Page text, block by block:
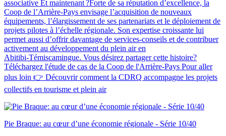
associative Et maintenant ?Forte de sa réputation d’excellence, la
Coop de l’Arrière-Pays envisage l’acquisition de nouveaux
équipements, l’élargissement de ses partenariats et le déploiement de
projets pilotes à l’échelle régionale. Son expertise croissante lui
permet aussi d’offrir davantage de services‑conseils et de contribuer
activement au développement du plein air en
Abitibi‑Témiscamingue. Vous désirez partager cette histoire?
Téléchargez l'étude de cas de la Coop de l'Arrière-Pays Pour aller
plus loin 👉 Découvrir comment la CDRQ accompagne les projets
collectifs en tourisme et plein air
Pie Braque: au cœur d’une économie régionale - Série 10/40